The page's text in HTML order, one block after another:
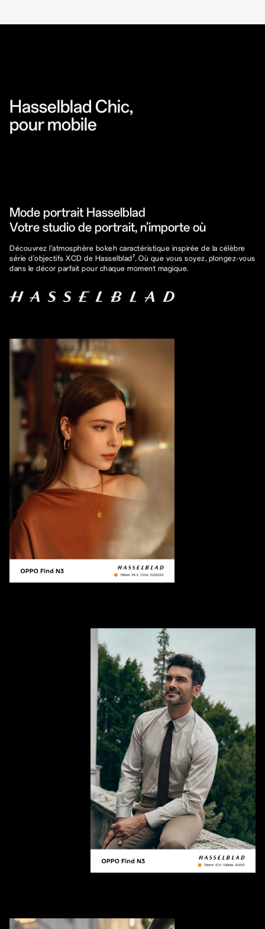
Hasselblad Chic,
pour mobile
Mode portrait Hasselblad
Votre studio de portrait, n'importe où
Découvrez l'atmosphère bokeh caractéristique inspirée de la célèbre
série d'objectifs XCD de Hasselblad⁷. Où que vous soyez, plongez-vous
dans le décor parfait pour chaque moment magique.